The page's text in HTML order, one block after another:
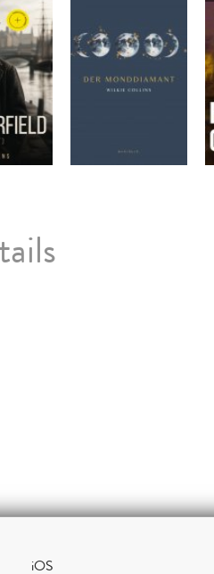
iOS